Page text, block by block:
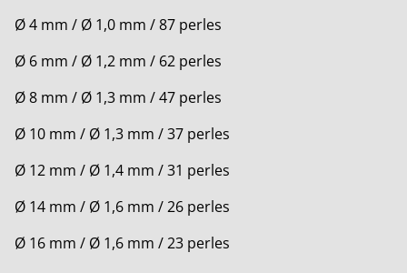
Ø 4 mm / Ø 1,0 mm / 87 perles
Ø 6 mm / Ø 1,2 mm / 62 perles
Ø 8 mm / Ø 1,3 mm / 47 perles
Ø 10 mm / Ø 1,3 mm / 37 perles
Ø 12 mm / Ø 1,4 mm / 31 perles
Ø 14 mm / Ø 1,6 mm / 26 perles
Ø 16 mm / Ø 1,6 mm / 23 perles